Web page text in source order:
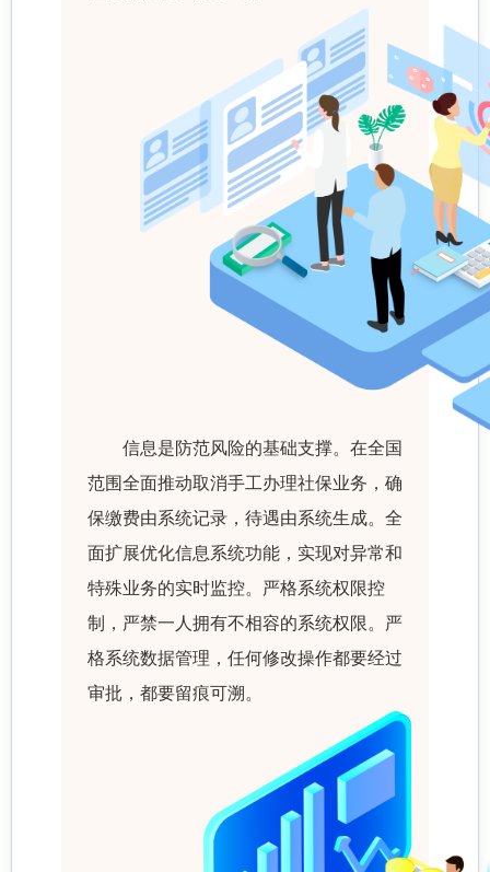
信息是防范风险的基础支撑。在全国
范围全面推动取消手工办理社保业务，确
保缴费由系统记录，待遇由系统生成。全
面扩展优化信息系统功能，实现对异常和
特殊业务的实时监控。严格系统权限控
制，严禁一人拥有不相容的系统权限。严
格系统数据管理，任何修改操作都要经过
审批，都要留痕可溯。